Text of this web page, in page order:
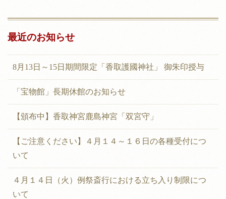
最近のお知らせ
8月13日～15日期間限定「香取護國神社」 御朱印授与
「宝物館」長期休館のお知らせ
【頒布中】香取神宮鹿島神宮「双宮守」
【ご注意ください】４月１４～１６日の各種受付につ
いて
４月１４日（火）例祭斎行における立ち入り制限につ
いて